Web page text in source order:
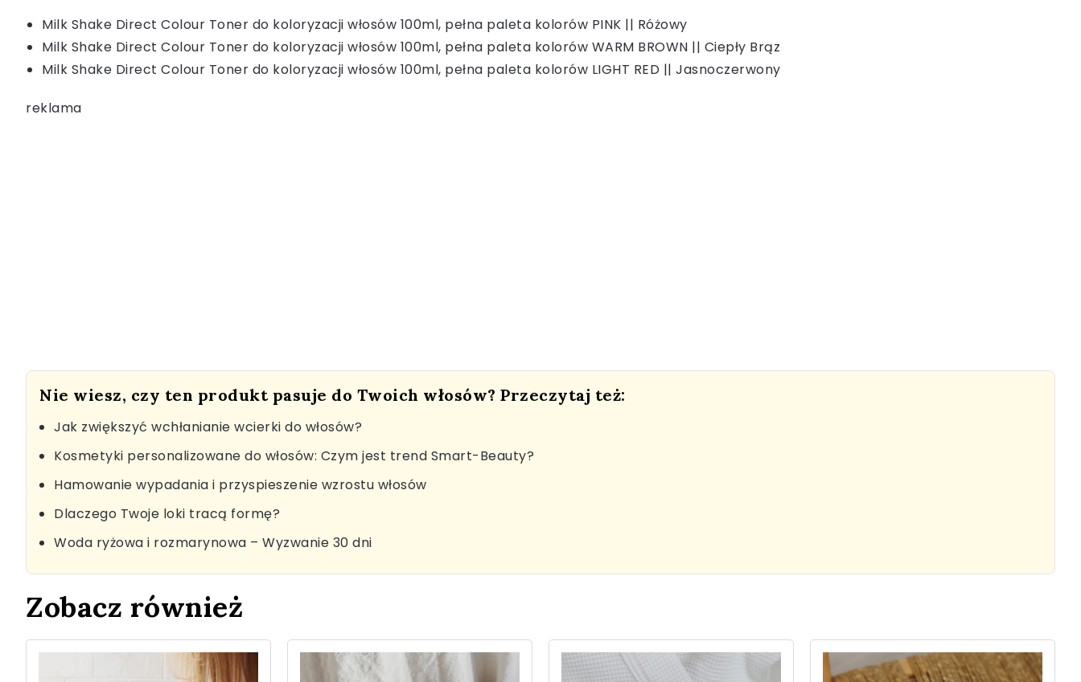
Milk Shake Direct Colour Toner do koloryzacji włosów 100ml, pełna paleta kolorów PINK || Różowy
Milk Shake Direct Colour Toner do koloryzacji włosów 100ml, pełna paleta kolorów WARM BROWN || Ciepły Brąz
Milk Shake Direct Colour Toner do koloryzacji włosów 100ml, pełna paleta kolorów LIGHT RED || Jasnoczerwony
reklama
Nie wiesz, czy ten produkt pasuje do Twoich włosów? Przeczytaj też:
Jak zwiększyć wchłanianie wcierki do włosów?
Kosmetyki personalizowane do włosów: Czym jest trend Smart-Beauty?
Hamowanie wypadania i przyspieszenie wzrostu włosów
Dlaczego Twoje loki tracą formę?
Woda ryżowa i rozmarynowa – Wyzwanie 30 dni
Zobacz również